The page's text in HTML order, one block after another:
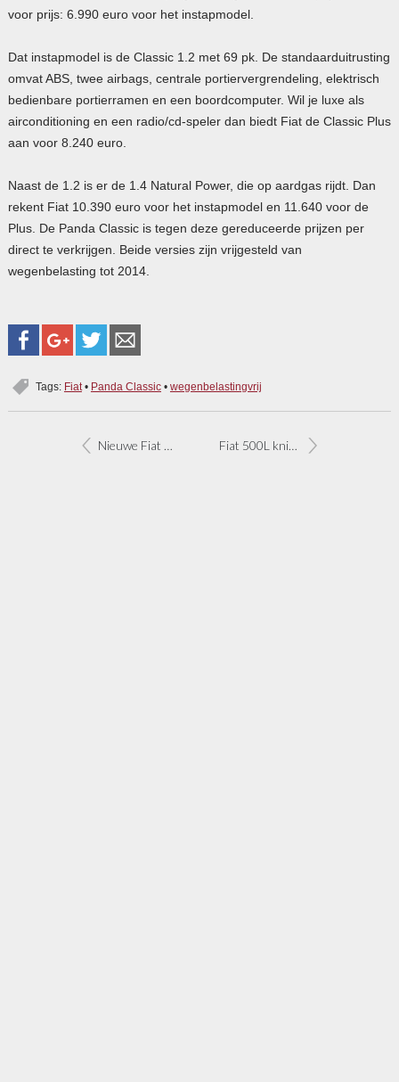
voor prijs: 6.990 euro voor het instapmodel.
Dat instapmodel is de Classic 1.2 met 69 pk. De standaarduitrusting
omvatABS, twee airbags, centrale portiervergrendeling, elektrisch
bedienbare portierramen en een boordcomputer. Wil je luxe als
airconditioning en een radio/cd-speler dan biedt Fiat de Classic Plus
aan voor 8.240 euro.
Naast de 1.2 is er de 1.4 Natural Power, die op aardgas rijdt. Dan
rekent Fiat 10.390 euro voor het instapmodel en 11.640 voor de
Plus. De Panda Classic is tegen deze gereduceerde prijzen per
direct te verkrijgen. Beide versies zijn vrijgesteld van
wegenbelasting tot 2014.
Tags: Fiat• Panda Classic• wegenbelastingvrij
Nieuwe Fiat Panda nu al goedkoper Fiat 500L knipoogt naar Multipla